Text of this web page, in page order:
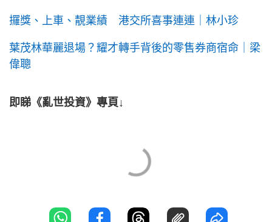
攞獎、上車、靚業績 港交所喜事連連｜林小珍
葉茂林華麗退場？耀才轉手背後的零售券商宿命｜梁
偉聰
即睇《亂世投資》專頁↓